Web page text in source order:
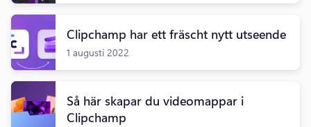
Clipchamp har ett fräscht nytt utseende
1 augusti 2022
Så här skapar du videomappar i
Clipchamp